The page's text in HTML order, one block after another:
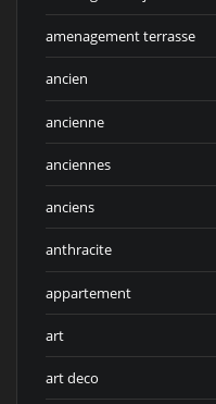
amenagement terrasse
ancien
ancienne
anciennes
anciens
anthracite
appartement
art
art deco